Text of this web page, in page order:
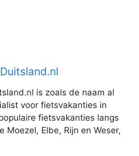
is zoals de naam al
voor fietsvakanties in
fietsvakanties langs
Moezel, Elbe, Rijn en Weser,